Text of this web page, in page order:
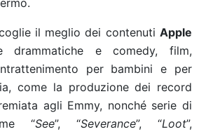
il meglio dei contenuti Apple
drammatiche e comedy, film,
per bambini e per
come la produzione dei record
agli Emmy, nonché serie di
“See”, “Severance”, “Loot”,